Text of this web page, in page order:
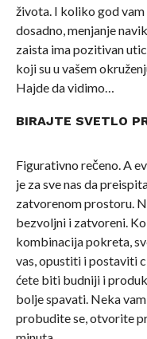
života. I koliko god vam
dosadno, menjanje
zaista ima pozitivan
koji su u vašem
Hajde da vidimo…
BIRAJTE SVETLO
Figurativno rečeno. A
je za sve nas da
zatvorenom prostoru.
bezvoljni i zatvoreni.
kombinacija pokreta,
vas, opustiti i postaviti
ćete biti budniji i
bolje spavati. Neka
probudite se, otvorite